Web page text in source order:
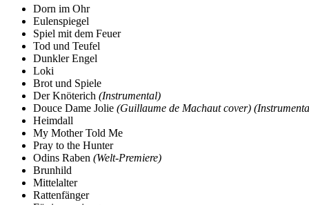
Dorn im Ohr
Eulenspiegel
Spiel mit dem Feuer
Tod und Teufel
Dunkler Engel
Loki
Brot und Spiele
Der Knöterich (Instrumental)
Douce Dame Jolie (Guillaume de Machaut cover)
Heimdall
My Mother Told Me
Pray to the Hunter
Odins Raben (Welt-Premiere)
Brunhild
Mittelalter
Rattenfänger